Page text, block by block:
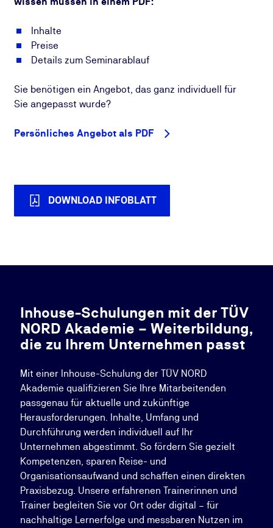
Inhalte
Preise
Details zum Seminarablauf
Sie benötigen ein Angebot, das ganz individuell für
Sie angepasst wurde?
Persönliches Angebot als PDF
DOWNLOAD INFOBLATT
Inhouse-Schulungen mit der TÜV
NORD Akademie – Weiterbildung,
die zu Ihrem Unternehmen passt
Mit einer Inhouse-Schulung der TÜV NORD
Akademie qualifizieren Sie Ihre Mitarbeitenden
passgenau für aktuelle und zukünftige
Herausforderungen. Inhalte, Umfang und
Durchführung werden individuell auf Ihr
Unternehmen abgestimmt. So fördern Sie gezielt
Kompetenzen, sparen Reise- und
Organisationsaufwand und schaffen einen direkten
Praxisbezug. Unsere erfahrenen Trainerinnen und
Trainer begleiten Sie vor Ort oder digital – für
nachhaltige Lernerfolge und messbaren Nutzen im